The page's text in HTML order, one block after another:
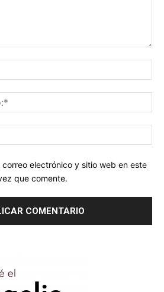
correo electrónico y sitio web en este
que comente.